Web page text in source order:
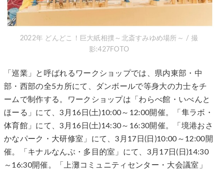
2022年 どんどこ！巨大紙相撲～北斎すみゆめ場所～ / 撮
影:427FOTO
「巡業」と呼ばれるワークショップでは、県内東部・中
部・西部の全5カ所にて、ダンボールで等身大の力士をチ
ームで制作する。ワークショップは「わらべ館・いべんと
ほーる」にて、3月16日(土)10:00～12:00開催。「隼ラボ・
体育館」にて、3月16日(土)14:30～16:30開催。「境港おさ
かなパーク・大研修室」にて、3月17日(日)10:00～12:00開
催。「キナルなんぶ・多目的室」にて、3月17日(日)14:30
～16:30開催。「上灘コミュニティセンター・大会議室」